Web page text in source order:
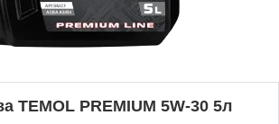
TEMOL PREMIUM 5W-30 5л